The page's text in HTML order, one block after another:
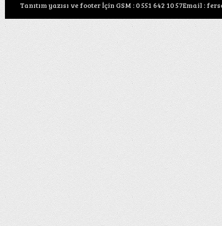
Tanıtım yazısı ve footer İçin GSM : 0 551 642 10 57Email :